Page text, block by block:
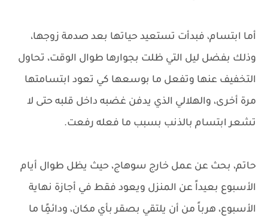
أما ابتسام، فبدأت تستعيد حياتها بعد صدمة زوجها،
وذلك بفضل ليل التي ظلت بجوارها طوال الوقت، تحاول
التخفيف عنها وتفعل ما بوسعها كي تعود ابتسامتها
مرة أخرى، والهلالي الذي يدفن غضبه داخل قلبه حتى لا
تشعر ابتسام بالذنب بسبب ما فعله رفعت.
حاتم، بحث عن عمل خارج سوهاج، حيث يظل طوال أيام
الأسبوع بعيداً عن المنزل ويعود فقط في أجازة نهاية
الأسبوع، هرباً من أن يلتقي بصقر بأي مكان، ودائمًِا ما